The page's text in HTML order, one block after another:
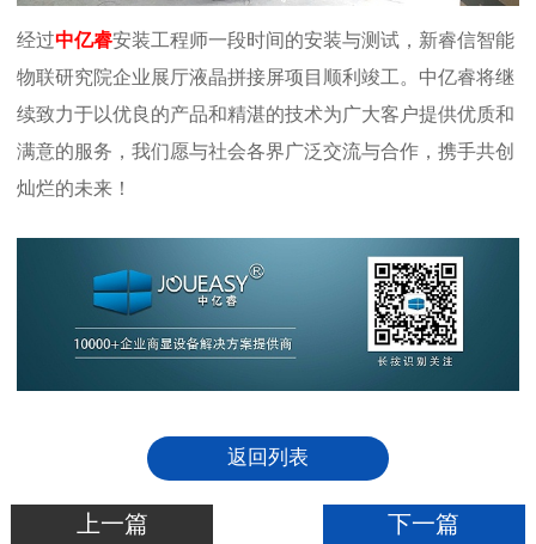
经过中亿睿安装工程师一段时间的安装与测试，新睿信智能
物联研究院企业展厅液晶拼接屏项目顺利竣工。中亿睿将继
续致力于以优良的产品和精湛的技术为广大客户提供优质和
满意的服务，我们愿与社会各界广泛交流与合作，携手共创
灿烂的未来！
返回列表
上一篇 下一篇